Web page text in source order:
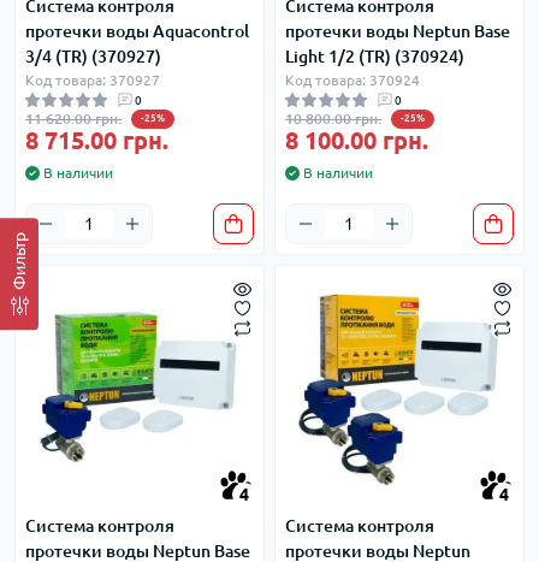
Фильтр
Система контроля
протечки воды Aquacontrol
3/4 (TR) (370927)
Код товара: 370927
0
11 620.00 грн. -25%
8 715.00 грн.
В наличии
Система контроля
протечки воды Neptun Base
Light 1/2 (TR) (370924)
Код товара: 370924
0
10 800.00 грн. -25%
8 100.00 грн.
В наличии
4
Система контроля
протечки воды Neptun Base
4
Система контроля
протечки воды Neptun